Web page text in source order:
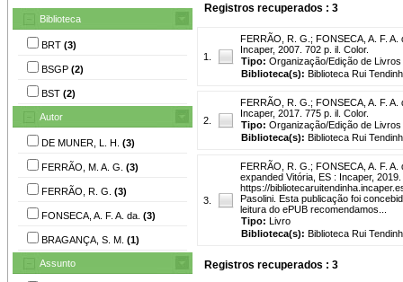
Biblioteca
BRT (3)
BSGP (2)
BST (2)
Autor
DE MUNER, L. H. (3)
FERRÃO, M. A. G. (3)
FERRÃO, R. G. (3)
FONSECA, A. F. A. da. (3)
BRAGANÇA, S. M. (1)
Assunto
Registros recuperados : 3
1.
FERRÃO, R. G. ; FONSECA, A. F. A.
Incaper, 2007. 702 p. il. Color.
Tipo: Organização/Edição de Livros
Biblioteca(s): Biblioteca Rui
2.
FERRÃO, R. G. ; FONSECA, A. F. A.
Incaper, 2017. 775 p. il. Color.
Tipo: Organização/Edição de Livros
Biblioteca(s): Biblioteca Rui
3.
FERRÃO, R. G. ; FONSECA, A. F. A.
expanded Vitória, ES : Incaper,
https://
Pasolini. Esta publicação foi
leitura do ePUB recomendamos...
Tipo: Livro
Biblioteca(s): Biblioteca Rui
Registros recuperados : 3